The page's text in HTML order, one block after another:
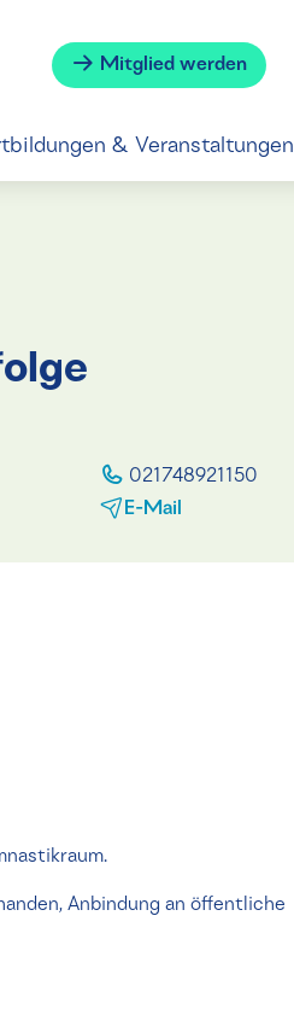
Mitglied werden
& Veranstaltungen
021748921150
E-Mail
Anbindung an öffentliche